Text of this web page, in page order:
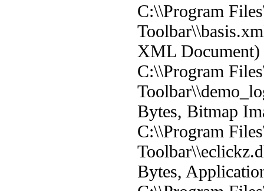
C:\\Program
XML Document)
C:\\Program
Bytes, Bitmap
C:\\Program
Bytes,